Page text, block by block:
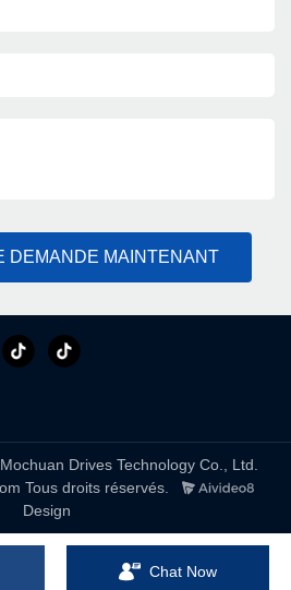
DEMANDE MAINTENANT
Drives Technology Co., Ltd.
Tous droits réservés.
Design
Chat Now